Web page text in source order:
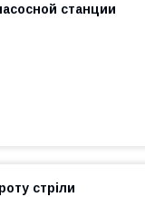
станции
стріли